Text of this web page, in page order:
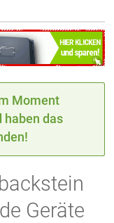
Moment
haben das
Geräte